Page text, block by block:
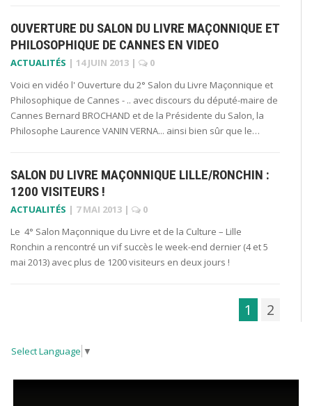
OUVERTURE DU SALON DU LIVRE MAÇONNIQUE ET
PHILOSOPHIQUE DE CANNES EN VIDEO
ACTUALITÉS | 14 JUIN 2013 |
0
Voici en vidéo l' Ouverture du 2° Salon du Livre Maçonnique et
Philosophique de Cannes - .. avec discours du député-maire de
Cannes Bernard BROCHAND et de la Présidente du Salon, la
Philosophe Laurence VANIN VERNA... ainsi bien sûr que le…
SALON DU LIVRE MAÇONNIQUE LILLE/RONCHIN :
1200 VISITEURS !
ACTUALITÉS | 7 MAI 2013 |
0
Le 4° Salon Maçonnique du Livre et de la Culture – Lille
Ronchin a rencontré un vif succès le week-end dernier (4 et 5
mai 2013) avec plus de 1200 visiteurs en deux jours !
1 2
Select Language ▼